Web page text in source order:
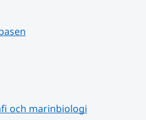
och marinbiologi